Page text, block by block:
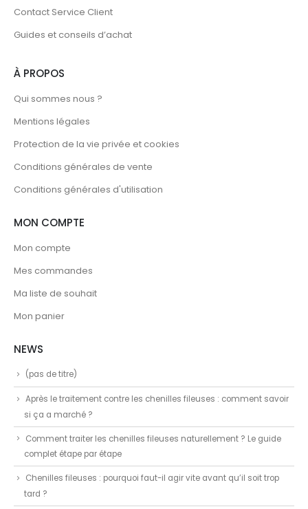
Contact Service Client
Guides et conseils d’achat
À PROPOS
Qui sommes nous ?
Mentions légales
Protection de la vie privée et cookies
Conditions générales de vente
Conditions générales d'utilisation
MON COMPTE
Mon compte
Mes commandes
Ma liste de souhait
Mon panier
NEWS
(pas de titre)
Après le traitement contre les chenilles fileuses : comment savoir
si ça a marché ?
Comment traiter les chenilles fileuses naturellement ? Le guide
complet étape par étape
Chenilles fileuses : pourquoi faut-il agir vite avant qu’il soit trop
tard ?